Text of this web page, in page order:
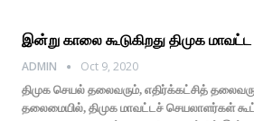
இன்று காலை கூடுகிறது திமுக
ADMIN
Oct 9, 2020
திமுக செயல் தலைவரும், எதிர்க்கட்சித்
தலைமையில், திமுக மாவட்டச் செயலாளர்கள்